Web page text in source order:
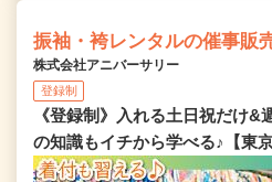
振袖・袴レンタルの催事販
株式会社アニバーサリー
登録制
《登録制》入れる土日祝だけ
の知識もイチから学べる♪【東京